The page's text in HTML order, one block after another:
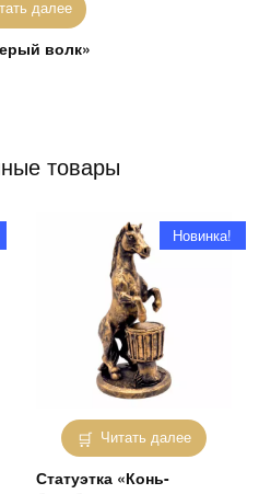
далее
волк»
товары
Читать далее
Новинка!
Статуэтка «Конь-